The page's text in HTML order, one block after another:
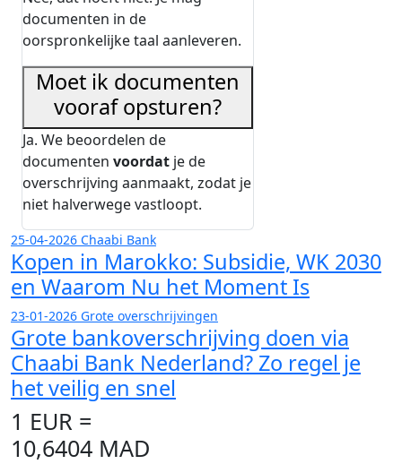
documenten in de
oorspronkelijke taal aanleveren.
Moet ik documenten
vooraf opsturen?
Ja. We beoordelen de
documenten voordat je de
overschrijving aanmaakt, zodat je
niet halverwege vastloopt.
25-04-2026 Chaabi Bank
Kopen in Marokko: Subsidie, WK 2030
en Waarom Nu het Moment Is
23-01-2026 Grote overschrijvingen
Grote bankoverschrijving doen via
Chaabi Bank Nederland? Zo regel je
het veilig en snel
1 EUR =
10,6404 MAD